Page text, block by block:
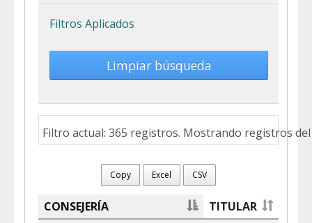
Filtros Aplicados
Limpiar búsqueda
Filtro actual: 365 registros. Mostrando registros del
Copy Excel CSV
CONSEJERÍA
TITULAR